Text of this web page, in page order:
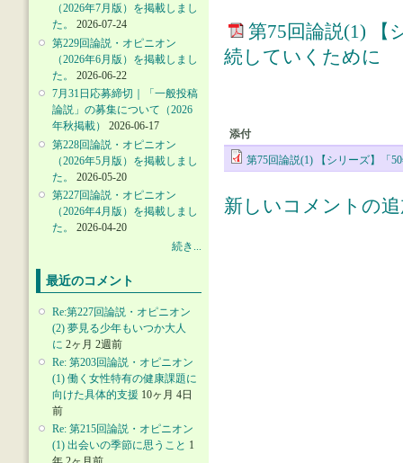
（2026年7月版）を掲載しまし
た。
2026-07-24
第229回論説・オピニオン
（2026年6月版）を掲載しまし
た。
2026-06-22
7月31日応募締切｜「一般投稿
論説」の募集について（2026
年秋掲載）
2026-06-17
第228回論説・オピニオン
（2026年5月版）を掲載しまし
た。
2026-05-20
第227回論説・オピニオン
（2026年4月版）を掲載しまし
た。
2026-04-20
続き...
最近のコメント
Re:第227回論説・オピニオン
(2) 夢見る少年もいつか大人
に 2ヶ月 2週前
Re: 第203回論説・オピニオン
(1) 働く女性特有の健康課題に
向けた具体的支援 10ヶ月 4日
前
Re: 第215回論説・オピニオン
(1) 出会いの季節に思うこと 1
第75回論説(1) 【
続していくために
添付
第75回論説(1) 【シリーズ】「
新しいコメントの